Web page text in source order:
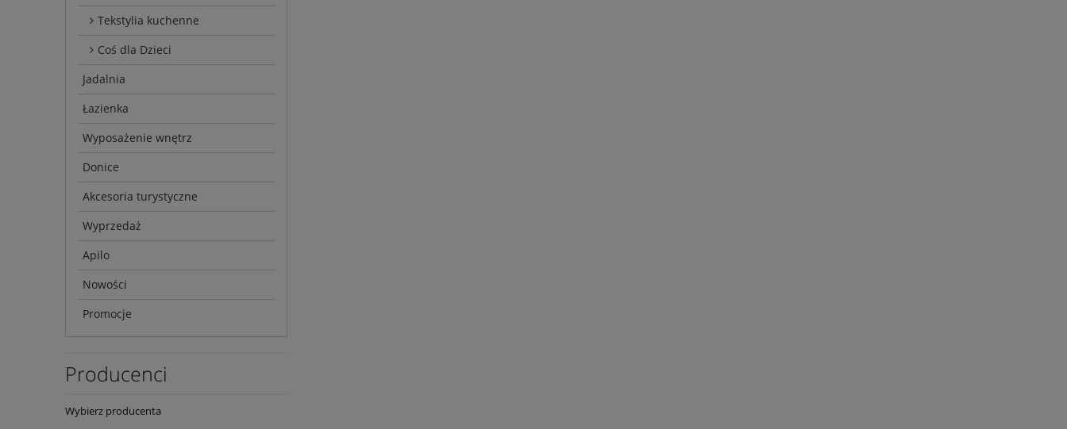
Tekstylia kuchenne
Coś dla Dzieci
Jadalnia
Łazienka
Wyposażenie wnętrz
Donice
Akcesoria turystyczne
Wyprzedaż
Apilo
Nowości
Promocje
Producenci
Wybierz producenta